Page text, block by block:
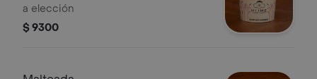
a elección
$ 9300